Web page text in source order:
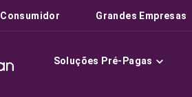
Consumidor Grandes Empresas
Soluções Pré-Pagas